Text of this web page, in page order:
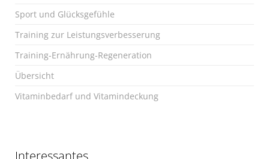
Sport und Glücksgefühle
Training zur Leistungsverbesserung
Training-Ernährung-Regeneration
Übersicht
Vitaminbedarf und Vitamindeckung